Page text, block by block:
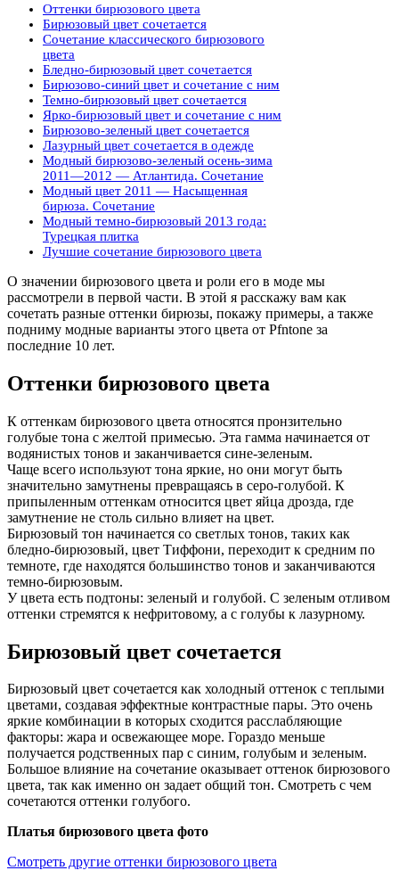
Оттенки бирюзового цвета
Бирюзовый цвет сочетается
Сочетание классического бирюзового
цвета
Бледно-бирюзовый цвет сочетается
Бирюзово-синий цвет и сочетание с ним
Темно-бирюзовый цвет сочетается
Ярко-бирюзовый цвет и сочетание с ним
Бирюзово-зеленый цвет сочетается
Лазурный цвет сочетается в одежде
Модный бирюзово-зеленый осень-зима
2011—2012 — Атлантида. Сочетание
Модный цвет 2011 — Насыщенная
бирюза. Сочетание
Модный темно-бирюзовый 2013 года:
Турецкая плитка
Лучшие сочетание бирюзового цвета
О значении бирюзового цвета и роли его в моде мы
рассмотрели в первой части. В этой я расскажу вам как
сочетать разные оттенки бирюзы, покажу примеры, а также
подниму модные варианты этого цвета от Pfntone за
последние 10 лет.
Оттенки бирюзового цвета
К оттенкам бирюзового цвета относятся пронзительно
голубые тона с желтой примесью. Эта гамма начинается от
водянистых тонов и заканчивается сине-зеленым.
Чаще всего используют тона яркие, но они могут быть
значительно замутнены превращаясь в серо-голубой. К
припыленным оттенкам относится цвет яйца дрозда, где
замутнение не столь сильно влияет на цвет.
Бирюзовый тон начинается со светлых тонов, таких как
бледно-бирюзовый, цвет Тиффони, переходит к средним по
темноте, где находятся большинство тонов и заканчиваются
темно-бирюзовым.
У цвета есть подтоны: зеленый и голубой. С зеленым отливом
оттенки стремятся к нефритовому, а с голубы к лазурному.
Бирюзовый цвет сочетается
Бирюзовый цвет сочетается как холодный оттенок с теплыми
цветами, создавая эффектные контрастные пары. Это очень
яркие комбинации в которых сходится расслабляющие
факторы: жара и освежающее море. Гораздо меньше
получается родственных пар с синим, голубым и зеленым.
Большое влияние на сочетание оказывает оттенок бирюзового
цвета, так как именно он задает общий тон. Смотреть с чем
сочетаются оттенки голубого.
Платья бирюзового цвета фото
Смотреть другие оттенки бирюзового цвета